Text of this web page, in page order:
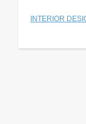
INTERIOR